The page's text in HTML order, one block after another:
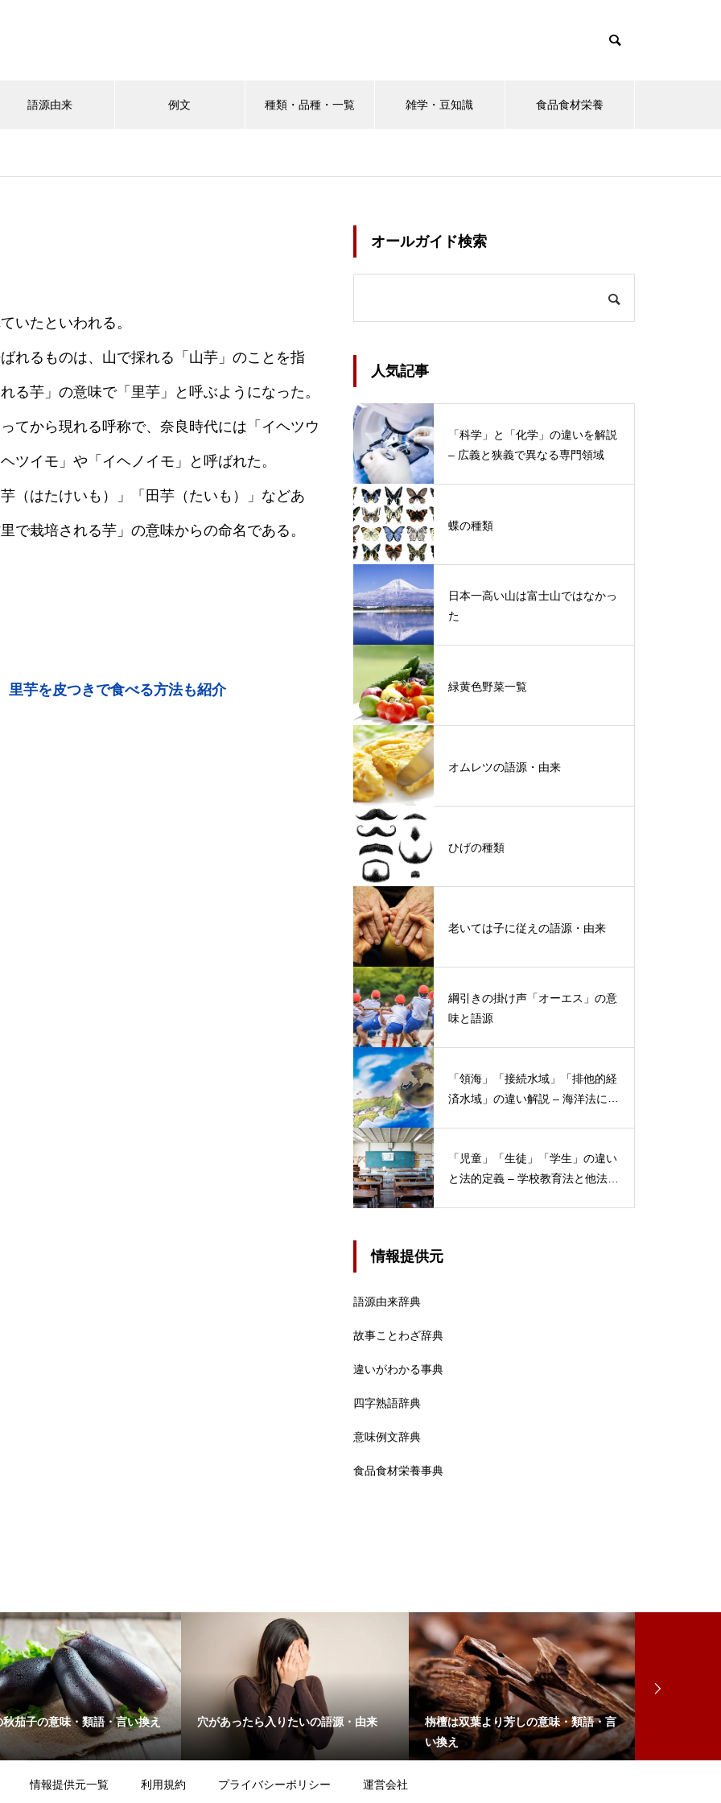
語源由来 例文 種類・品種・一覧 雑学・豆知識 食品食材栄養
いたといわれる。
れるものは、山で採れる「山芋」のことを指
る芋」の意味で「里芋」と呼ぶようになった。
てから現れる呼称で、奈良時代には「イヘツウ
ツイモ」や「イヘノイモ」と呼ばれた。
（はたけいも）」「田芋（たいも）」などあ
で栽培される芋」の意味からの命名である。
里芋を皮つきで食べる方法も紹介
オールガイド検索
人気記事
「科学」と「化学」の違いを解説
– 広義と狭義で異なる専門領域
蝶の種類
日本一高い山は富士山ではなかっ
た
緑黄色野菜一覧
オムレツの語源・由来
ひげの種類
老いては子に従えの語源・由来
綱引きの掛け声「オーエス」の意
味と語源
「領海」「接続水域」「排他的経
済水域」の違い解説 – 海洋法にお
「児童」「生徒」「学生」の違い
と法的定義 – 学校教育法と他法律
情報提供元
語源由来辞典
故事ことわざ辞典
違いがわかる事典
四字熟語辞典
意味例文辞典
食品食材栄養事典
秋茄子の意味・類語・言い換え 穴があったら入りたいの語源・由来
栴檀は双葉より芳しの意味・類語・言
い換え
情報提供元一覧 利用規約 プライバシーポリシー 運営会社